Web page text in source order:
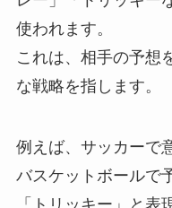
使われます。
これは、相手の予想
な戦略を指します。
例えば、サッカーで
バスケットボールで
「トリッキー」と表